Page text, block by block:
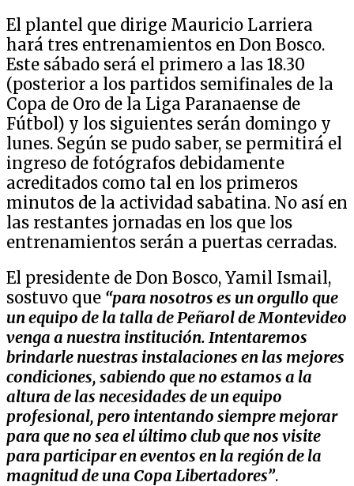
El plantel que dirige Mauricio Larriera
hará tres entrenamientos en Don Bosco.
Este sábado será el primero a las 18.30
(posterior a los partidos semifinales de la
Copa de Oro de la Liga Paranaense de
Fútbol) y los siguientes serán domingo y
lunes. Según se pudo saber, se permitirá el
ingreso de fotógrafos debidamente
acreditados como tal en los primeros
minutos de la actividad sabatina. No así en
las restantes jornadas en los que los
entrenamientos serán a puertas cerradas.
El presidente de Don Bosco, Yamil Ismail,
sostuvo que “para nosotros es un orgullo que
un equipo de la talla de Peñarol de Montevideo
venga a nuestra institución. Intentaremos
brindarle nuestras instalaciones en las mejores
condiciones, sabiendo que no estamos a la
altura de las necesidades de un equipo
profesional, pero intentando siempre mejorar
para que no sea el último club que nos visite
para participar en eventos en la región de la
magnitud de una Copa Libertadores”.